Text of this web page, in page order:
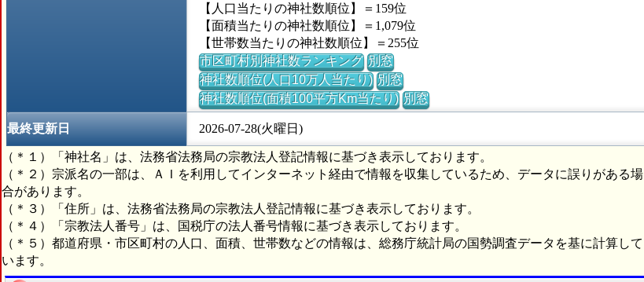
【人口当たりの神社数順位】＝159位
【面積当たりの神社数順位】＝1,079位
【世帯数当たりの神社数順位】＝255位
市区町村別神社数ランキング 別窓
神社数順位(人口10万人当たり) 別窓
神社数順位(面積100平方Km当たり) 別窓
最終更新日 2026-07-28(火曜日)
（＊１）「神社名」は、法務省法務局の宗教法人登記情報に基づき表示しております。
（＊２）宗派名の一部は、ＡＩを利用してインターネット経由で情報を収集しているため、データに誤りがある場
合があります。
（＊３）「住所」は、法務省法務局の宗教法人登記情報に基づき表示しております。
（＊４）「宗教法人番号」は、国税庁の法人番号情報に基づき表示しております。
（＊５）都道府県・市区町村の人口、面積、世帯数などの情報は、総務庁統計局の国勢調査データを基に計算して
います。